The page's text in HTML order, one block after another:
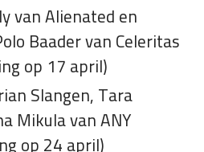
van Alienated en
Baader van Celeritas
op 17 april)
Slangen, Tara
Mikula van ANY
op 24 april)